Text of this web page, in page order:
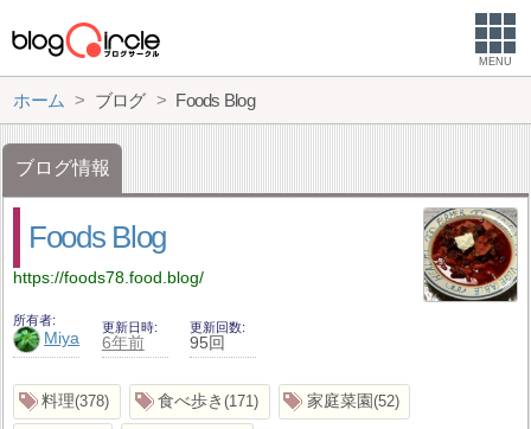
MENU
ホーム ブログ Foods Blog
ブログ情報
Foods Blog
https://foods78.food.blog/
所有者
Miya
更新日時
6年前
更新回数
95回
料理 378 食べ歩き 171 家庭菜園 52